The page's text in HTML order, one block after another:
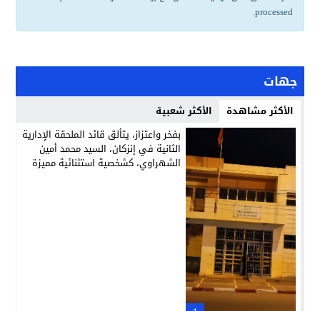
processed
.
جهات
الأكثر مشاهدة الأكثر شعبية
بفخر واعتزاز، يتألق قائد الملحقة الإدارية
الثانية في إنزكان، السيد محمد أمين
الشهراوي، كشخصية استثنائية مميزة